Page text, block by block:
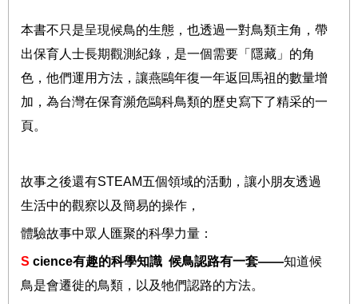
本書不只是呈現候鳥的生態，也透過一對鳥類主角，帶
出保育人士長期觀測紀錄，是一個需要「隱藏」的角
色，他們運用方法，讓燕鷗年復一年返回馬祖的數量增
加，為台灣在保育瀕危鷗科鳥類的歷史寫下了精采的一
頁。
故事之後還有STEAM五個領域的活動，讓小朋友透過
生活中的觀察以及簡易的操作，
體驗故事中眾人匯聚的科學力量：
S cience有趣的科學知識 候鳥認路有一套——知道候
鳥是會遷徙的鳥類，以及牠們認路的方法。